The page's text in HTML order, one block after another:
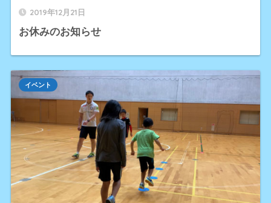
2019年12月21日
お休みのお知らせ
イベント